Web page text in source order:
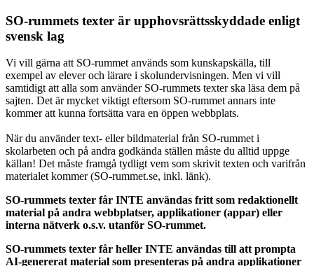
SO-rummets texter är upphovsrättsskyddade enligt
svensk lag
Vi vill gärna att SO-rummet används som kunskapskälla, till
exempel av elever och lärare i skolundervisningen. Men vi vill
samtidigt att alla som använder SO-rummets texter ska läsa dem på
sajten. Det är mycket viktigt eftersom SO-rummet annars inte
kommer att kunna fortsätta vara en öppen webbplats.
När du använder text- eller bildmaterial från SO-rummet i
skolarbeten och på andra godkända ställen måste du alltid uppge
källan! Det måste framgå tydligt vem som skrivit texten och varifrån
materialet kommer (SO-rummet.se, inkl. länk).
SO-rummets texter får INTE användas fritt som redaktionellt
material på andra webbplatser, applikationer (appar) eller
interna nätverk o.s.v. utanför SO-rummet.
SO-rummets texter får heller INTE användas till att prompta
AI-genererat material som presenteras på andra applikationer